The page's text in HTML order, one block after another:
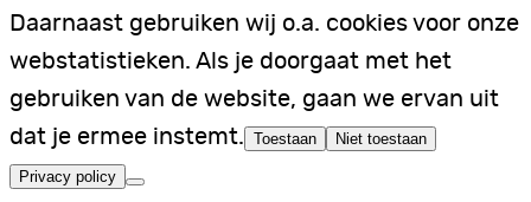
Daarnaast gebruiken wij o.a. cookies voor onze
webstatistieken. Als je doorgaat met het
gebruiken van de website, gaan we ervan uit
dat je ermee instemt. Toestaan Niet toestaan
Privacy policy